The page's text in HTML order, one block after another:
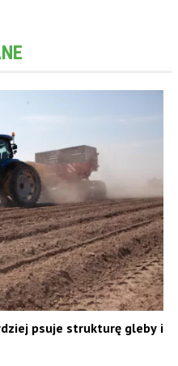
psuje strukturę gleby i